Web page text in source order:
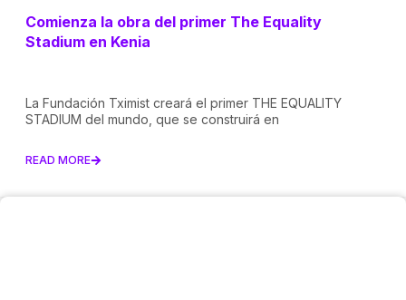
Comienza la obra del primer The Equality
Stadium en Kenia
La Fundación Tximist creará el primer THE EQUALITY
STADIUM del mundo, que se construirá en
READ MORE